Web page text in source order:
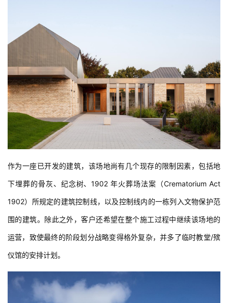
作为一座已开发的建筑，该场地尚有几个现存的限制因素，包括地
下埋葬的骨灰、纪念树、1902 年火葬场法案（Crematorium Act
1902）所规定的建筑控制线，以及控制线内的一栋列入文物保护范
围的建筑。除此之外，客户还希望在整个施工过程中继续该场地的
运营，致使最终的阶段划分战略变得格外复杂，并多了临时教堂/殡
仪馆的安排计划。